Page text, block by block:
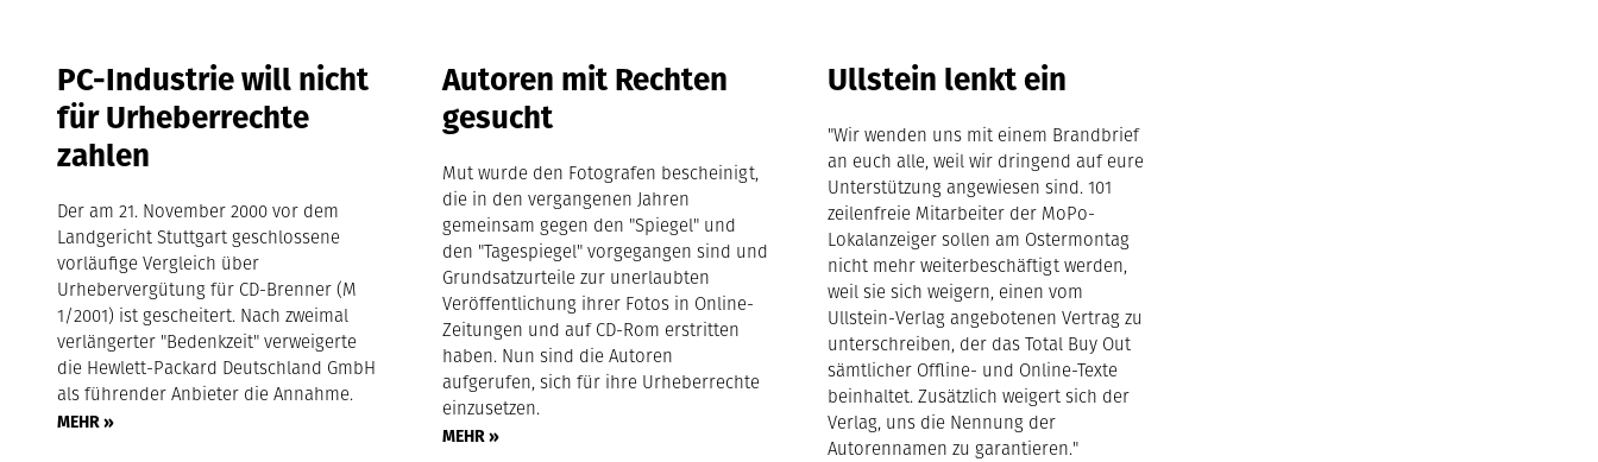
PC-Industrie will nicht
für Urheberrechte
zahlen
Der am 21. November 2000 vor dem
Landgericht Stuttgart geschlossene
vorläufige Vergleich über
Urhebervergütung für CD-Brenner (M
1/2001) ist gescheitert. Nach zweimal
verlängerter "Bedenkzeit" verweigerte
die Hewlett-Packard Deutschland GmbH
als führender Anbieter die Annahme.
MEHR »
Autoren mit Rechten
gesucht
Mut wurde den Fotografen bescheinigt,
die in den vergangenen Jahren
gemeinsam gegen den "Spiegel" und
den "Tagespiegel" vorgegangen sind und
Grundsatzurteile zur unerlaubten
Veröffentlichung ihrer Fotos in Online-
Zeitungen und auf CD-Rom erstritten
haben. Nun sind die Autoren
aufgerufen, sich für ihre Urheberrechte
einzusetzen.
MEHR »
Ullstein lenkt ein
"Wir wenden uns mit einem Brandbrief
an euch alle, weil wir dringend auf eure
Unterstützung angewiesen sind. 101
zeilenfreie Mitarbeiter der MoPo-
Lokalanzeiger sollen am Ostermontag
nicht mehr weiterbeschäftigt werden,
weil sie sich weigern, einen vom
Ullstein-Verlag angebotenen Vertrag zu
unterschreiben, der das Total Buy Out
sämtlicher Offline- und Online-Texte
beinhaltet. Zusätzlich weigert sich der
Verlag, uns die Nennung der
Autorennamen zu garantieren."